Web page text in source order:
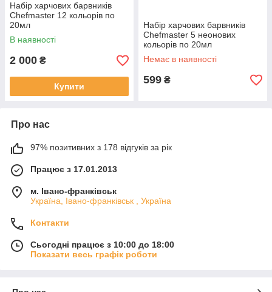
Набір харчових барвників
Chefmaster 12 кольорів по
20мл
В наявності
2 000 ₴
Купити
Набір харчових барвників
Chefmaster 5 неонових
кольорів по 20мл
Немає в наявності
599 ₴
Про нас
97% позитивних з 178 відгуків за рік
Працює з 17.01.2013
м. Івано-франківськ
Україна, Івано-франківськ , Україна
Контакти
Сьогодні працює з 10:00 до 18:00
Показати весь графік роботи